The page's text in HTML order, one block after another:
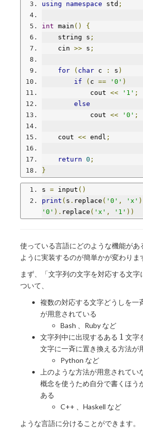
using
namespace std ;
int main ()
{
    string s
;
    cin
>> s ;
for ( char c : s )
if
( c == '0' )
            cout
<< '1' ;
else
            cout
<< '0' ;
    cout
<< endl ;
return 0 ;
}
s = input ()
print ( s . replace ( '0' , 'x'
'0' ). replace ( 'x' , '1' ))
使っている言語にどのような機能があ
ように実装するのが簡単かが変わりま
まず、「文字列の文字を対応する文字
ついて、
複数の対応する文字どうしを一
が用意されている
Bash 、Ruby など
文字列中に出現するある 1
1 文字
文字に一斉に置き換える方法が
Python など
上のような方法が用意されてい
概念を使うため自分で書くほう
ある
C++ 、Haskell など
ような言語に分けることができます。